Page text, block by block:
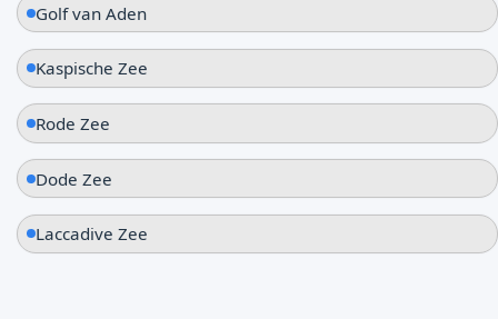
Golf van Aden
Kaspische Zee
Rode Zee
Dode Zee
Laccadive Zee